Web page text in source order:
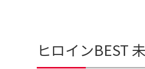
ヒロインBEST